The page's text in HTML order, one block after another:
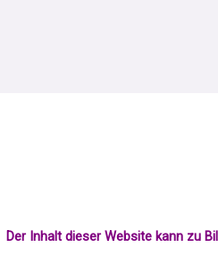
Der Inhalt dieser Website kann zu